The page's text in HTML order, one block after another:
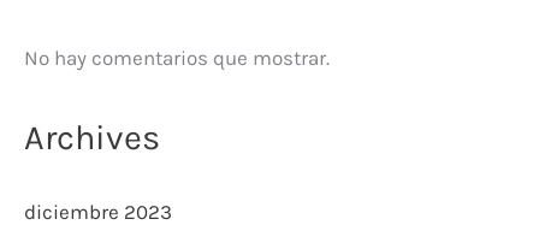
No hay comentarios que mostrar.
Archives
diciembre 2023